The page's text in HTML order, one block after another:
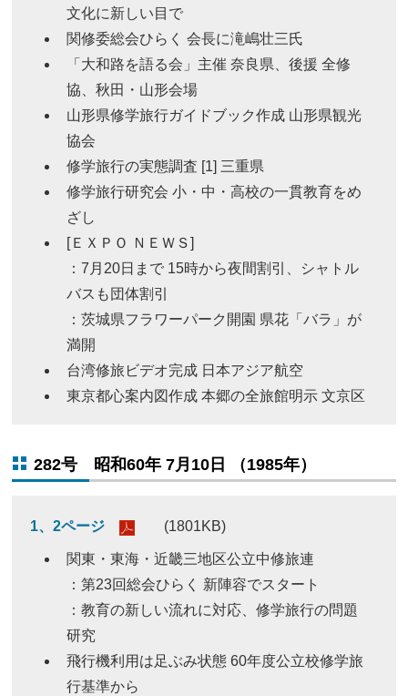
文化に新しい目で
関修委総会ひらく 会長に滝嶋壮三氏
「大和路を語る会」主催 奈良県、後援 全修
協、秋田・山形会場
山形県修学旅行ガイドブック作成 山形県観光
協会
修学旅行の実態調査 [1] 三重県
修学旅行研究会 小・中・高校の一貫教育をめ
ざし
[ＥＸＰＯ ＮＥＷＳ]
：7月20日まで 15時から夜間割引、シャトル
バスも団体割引
：茨城県フラワーパーク開園 県花「バラ」が
満開
台湾修旅ビデオ完成 日本アジア航空
東京都心案内図作成 本郷の全旅館明示 文京区
282号 昭和60年 7月10日 （1985年）
1、2ページ (1801KB)
関東・東海・近畿三地区公立中修旅連
：第23回総会ひらく 新陣容でスタート
：教育の新しい流れに対応、修学旅行の問題
研究
飛行機利用は足ぶみ状態 60年度公立校修学旅
行基準から